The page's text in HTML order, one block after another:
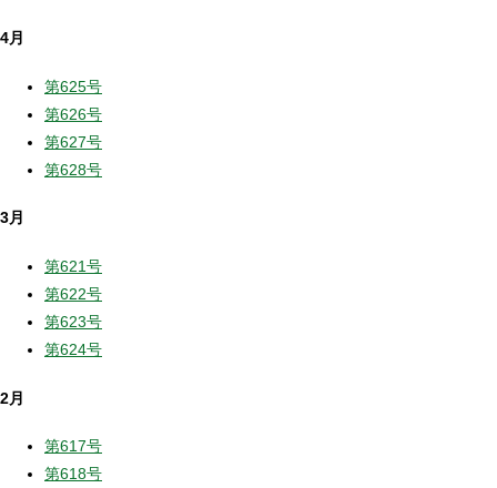
4月
第625号
第626号
第627号
第628号
3月
第621号
第622号
第623号
第624号
2月
第617号
第618号